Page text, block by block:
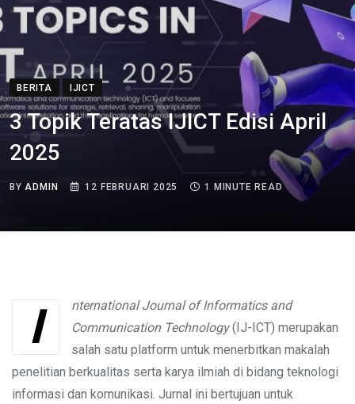
BERITA IJICT
3 Topik Teratas IJICT Edisi April
2025
BY ADMIN 12 FEBRUARI 2025 1 MINUTE READ
International Journal of Informatics and Communication Technology(IJ-ICT) merupakan
salah satu platform untuk menerbitkan makalah
penelitian berkualitas serta karya ilmiah di bidang teknologi
informasi dan komunikasi. Jurnal ini bertujuan untuk